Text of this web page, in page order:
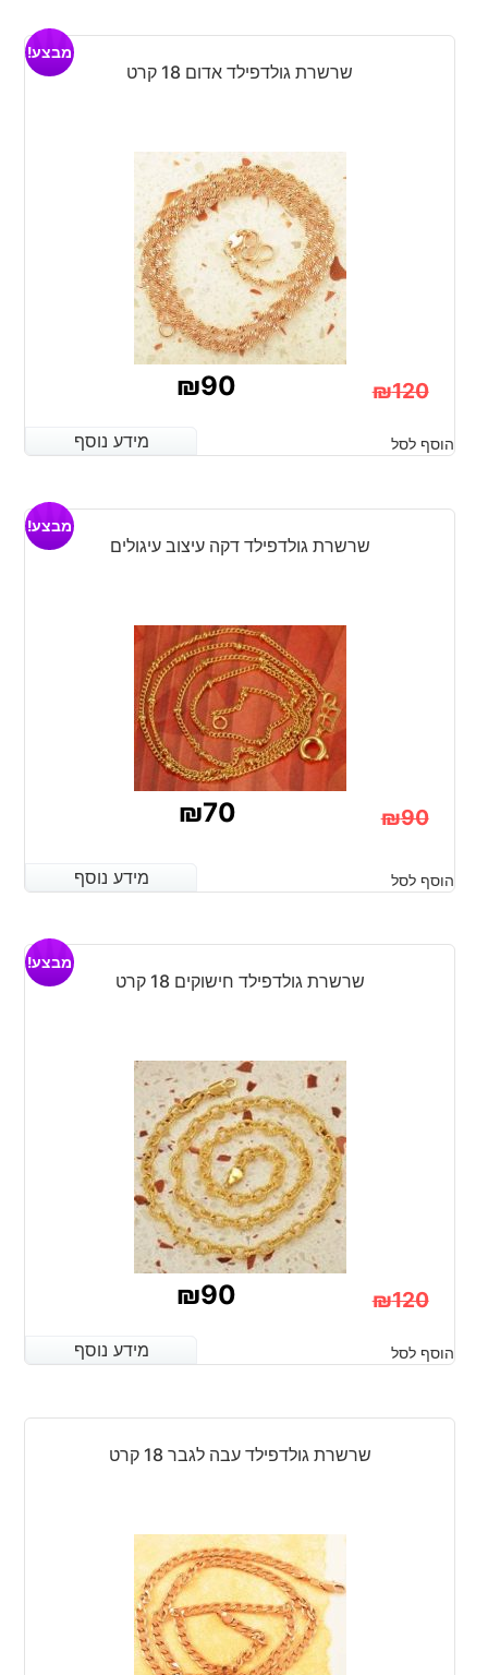
שרשרת גולדפילד אדום 18 קרט
מבצע!
₪120
המקורי
היה:
₪120.
₪90
הנוכחי
הוא:
מידע נוסף הוסף לסל מידע נוסף
שרשרת גולדפילד דקה עיצוב עיגולים
מבצע!
₪90
המקורי
₪70
הנוכחי
מידע נוסף הוסף לסל מידע נוסף
שרשרת גולדפילד חישוקים 18 קרט
מבצע!
₪120
המקורי
היה:
₪120.
₪90
הנוכחי
הוא:
מידע נוסף הוסף לסל מידע נוסף
שרשרת גולדפילד עבה לגבר 18 קרט